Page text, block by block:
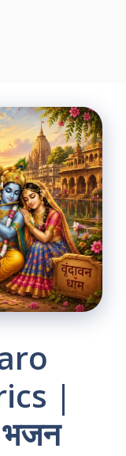
|
भजन